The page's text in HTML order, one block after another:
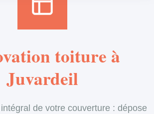
toiture à
Juvardeil
de votre couverture : dépose